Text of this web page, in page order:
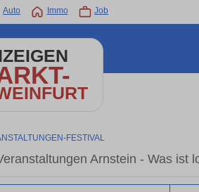
Auto Immo Job
FESTIVAL
Arnstein - Was ist